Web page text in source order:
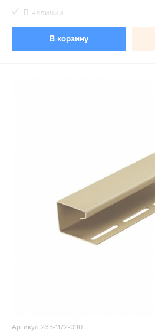
В наличии
В корзину
Артикул 235-1172-090